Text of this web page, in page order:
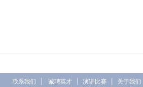
联系我们 诚聘英才| 演讲比赛| 关于我们